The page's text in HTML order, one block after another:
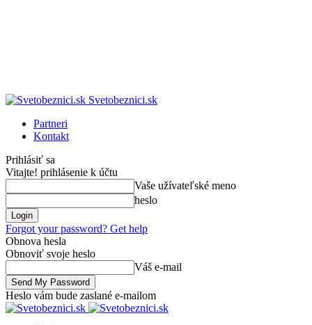
Svetobeznici.sk
Partneri
Kontakt
Prihlásiť sa
Vitajte! prihlásenie k účtu
Vaše užívateľské meno
heslo
Forgot your password? Get help
Obnova hesla
Obnoviť svoje heslo
Váš e-mail
Heslo vám bude zaslané e-mailom